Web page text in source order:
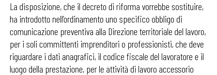
La disposizione, che il decreto di riforma vorrebbe sostituire,
ha introdotto nell’ordinamento uno specifico obbligo di
comunicazione preventiva alla Direzione territoriale del lavoro,
per i soli committenti imprenditori o professionisti, che deve
riguardare i dati anagrafici, il codice fiscale del lavoratore e il
luogo della prestazione, per le attività di lavoro accessorio